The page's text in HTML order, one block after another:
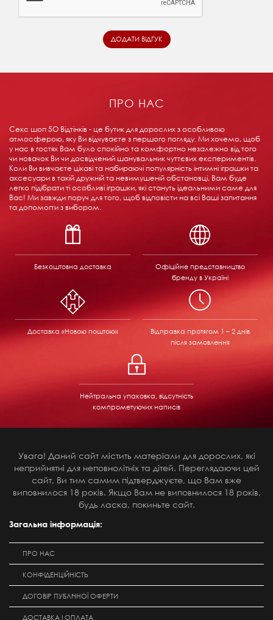
ПРО НАС
Секс шоп 5О Відтінків - це бутик для дорослих з особливою
атмосферою, яку Ви відчуваєте з першого погляду. Ми хочемо, щоб
у нас в гостях Вам було спокійно та комфортно незалежно від того
чи новачок Ви чи досвідчений шанувальник чуттєвих експериментів.
Коли Ви вивчаєте цікаві та набираючі популярність інтимні іграшки та
аксесуари в такій дружній та невимушеній обстановці, Вам буде
легко підібрати ті особливі іграшки, які стануть ідеальними саме для
Вас! Ми завжди поруч для того, щоб відповісти на всі Ваші запитання
та допомогти з вибором.
Безкоштовна доставка
Офіційне представництво
бренду в Україні
Доставка «Новою поштою» Відправка протягом 1 – 2 днів
після замовлення
Нейтральна упаковка, відсутність
компрометуючих написів
Увага! Даний сайт містить матеріали для дорослих, які
неприйнятні для неповнолітніх та дітей. Переглядаючи цей
сайт, Ви тим самим підтверджуєте, що Вам вже
виповнилося 18 років. Якщо Вам не виповнилося 18 років,
будь ласка, покиньте сайт.
Загальна інформація:
ПРО НАС
КОНФІДЕНЦІЙНІСТЬ
ДОГОВІР ПУБЛІЧНОЇ ОФЕРТИ
ДОСТАВКА І ОПЛАТА